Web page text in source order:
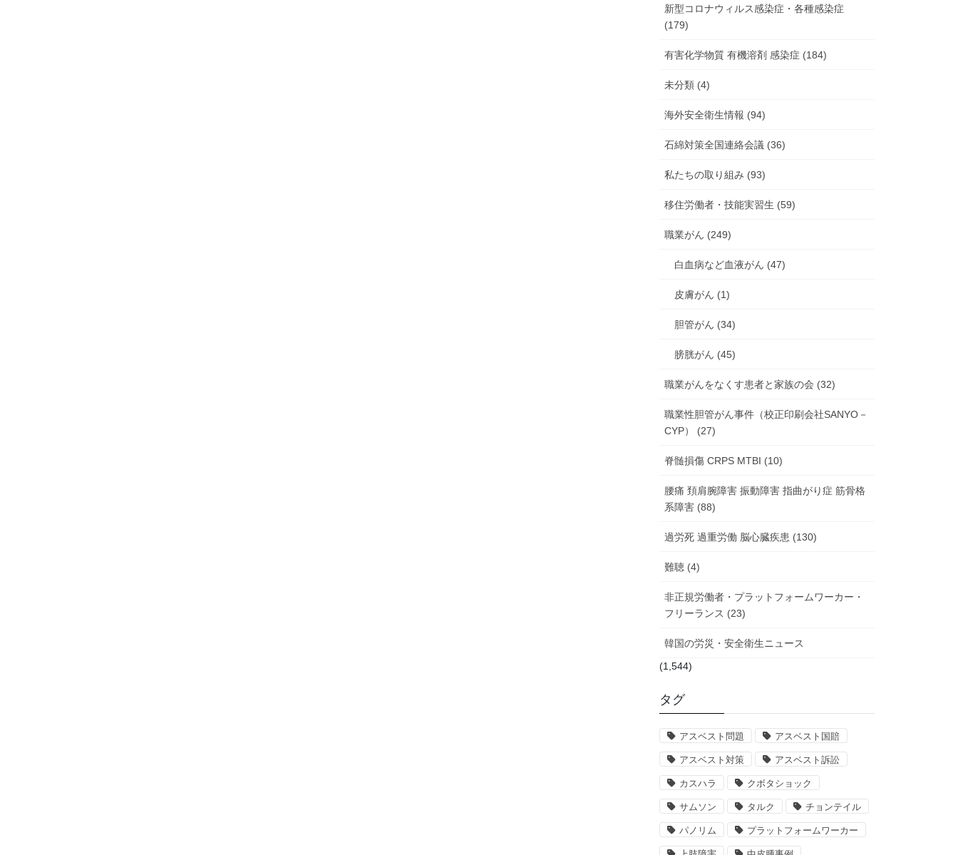
新型コロナウィルス感染症・各種感染症
(179)
有害化学物質 有機溶剤 感染症 (184)
未分類 (4)
海外安全衛生情報 (94)
石綿対策全国連絡会議 (36)
私たちの取り組み (93)
移住労働者・技能実習生 (59)
職業がん (249)
白血病など血液がん (47)
皮膚がん (1)
胆管がん (34)
膀胱がん (45)
職業がんをなくす患者と家族の会 (32)
職業性胆管がん事件（校正印刷会社SANYO－
CYP） (27)
脊髄損傷 CRPS MTBI (10)
腰痛 頚肩腕障害 振動障害 指曲がり症 筋骨格
系障害 (88)
過労死 過重労働 脳心臓疾患 (130)
難聴 (4)
非正規労働者・プラットフォームワーカー・
フリーランス (23)
韓国の労災・安全衛生ニュース
(1,544)
タグ
アスベスト問題 アスベスト国賠
アスベスト対策 アスベスト訴訟
カスハラ クボタショック
サムソン タルク チョンテイル
パノリム プラットフォームワーカー